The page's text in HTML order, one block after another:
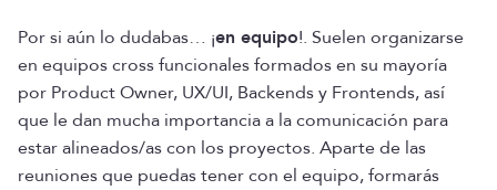
Por si aún lo dudabas… ¡en equipo!. Suelen organizarse
en equipos cross funcionales formados en su mayoría
por Product Owner, UX/UI, Backends y Frontends, así
que le dan mucha importancia a la comunicación para
estar alineados/as con los proyectos. Aparte de las
reuniones que puedas tener con el equipo, formarás